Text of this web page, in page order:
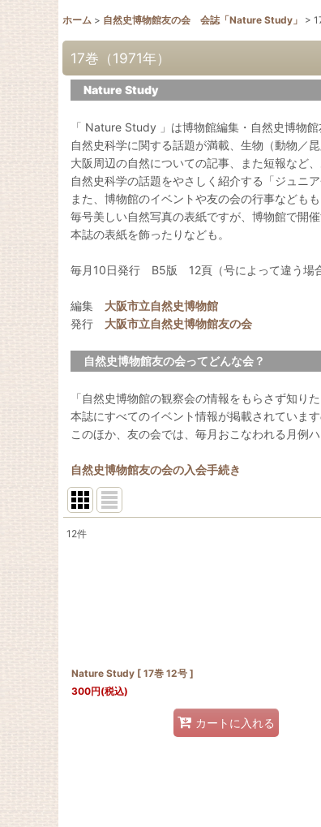
ホーム > 自然史博物館友の会 会誌「Nature Study」 >
17巻（1971年）
Nature Study
「 Nature Study 」は博物館編集・自然史博物館
自然史科学に関する話題が満載、生物（動物／
大阪周辺の自然についての記事、また短報など
自然史科学の話題をやさしく紹介する「ジュニ
また、博物館のイベントや友の会の行事なども
毎号美しい自然写真の表紙ですが、博物館で開
本誌の表紙を飾ったりなども。
毎月10日発行 B5版 12頁（号によって違う場合
編集 大阪市立自然史博物館
発行 大阪市立自然史博物館友の会
自然史博物館友の会ってどんな会？
「自然史博物館の観察会の情報をもらさず知り
本誌にすべてのイベント情報が掲載されていま
このほか、友の会では、毎月おこなわれる月例
自然史博物館友の会の入会手続き
12件
Nature Study [ 17巻 12号 ]
300円(税込)
カートに入れる